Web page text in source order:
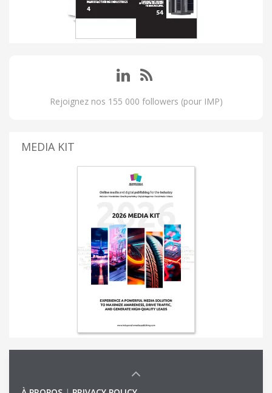
Rejoignez nos 155 000 followers (pour IMP)
MEDIA KIT